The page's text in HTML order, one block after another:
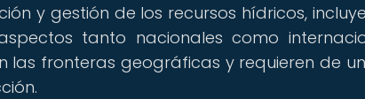
y gestión de los recursos hídricos,
tanto nacionales como
las fronteras geográficas y requieren de